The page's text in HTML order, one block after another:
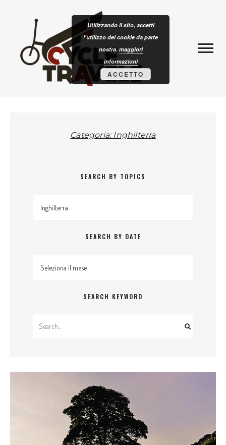
Categoria: Inghilterra
SEARCH BY TOPICS
Search by topics
SEARCH BY DATE
Search By Date
SEARCH KEYWORD
Utilizzando il sito, accetti
l'utilizzo dei cookie da parte
nostra. maggiori
informazioni
ACCETTO